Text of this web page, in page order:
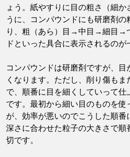
ょう。紙やすりに目の粗さ（細か
うに、コンパウンドにも研磨剤
り、粗（あら）目→中目→細目→
ドといった具合に表示されるのが
コンパウンドは研磨剤ですが、
くなります。ただし、削り傷もま
で、順番に目を細くしていって
です。最初から細い目のものを使
が、効率が悪いのでこうした順
深さに合わせた粒子の大きさで順
切です。